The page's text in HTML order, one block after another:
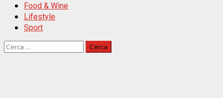
Food & Wine
Lifestyle
Sport
Ricerca